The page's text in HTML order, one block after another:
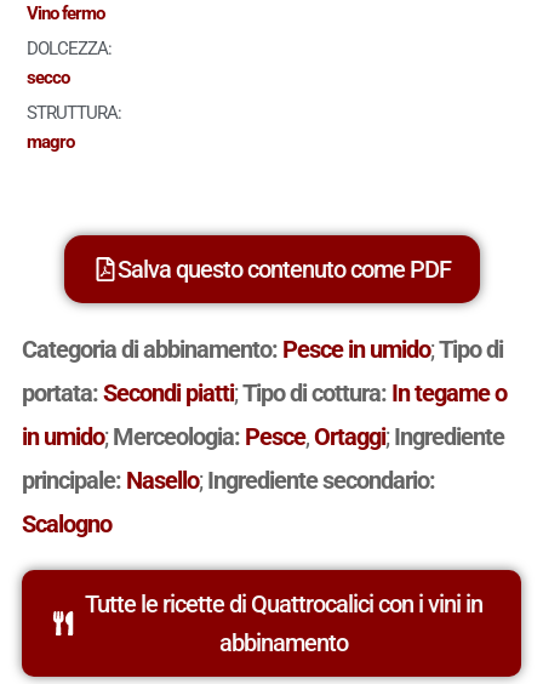
Vino fermo
DOLCEZZA:
secco
STRUTTURA:
magro
Salva questo contenuto come PDF
Categoria di abbinamento: Pesce in umido;Tipo di
portata:Secondi piatti;Tipo di cottura: In tegame o
in umido;Merceologia: Pesce,Ortaggi;Ingrediente
principale: Nasello;Ingrediente secondario:
Scalogno
Tutte le ricette di Quattrocalici con i vini in
abbinamento